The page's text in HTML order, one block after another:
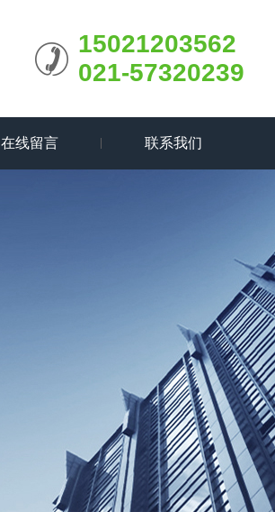
15021203562
021-57320239
在线留言 联系我们